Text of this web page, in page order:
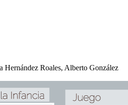
Hernández Roales, Alberto González